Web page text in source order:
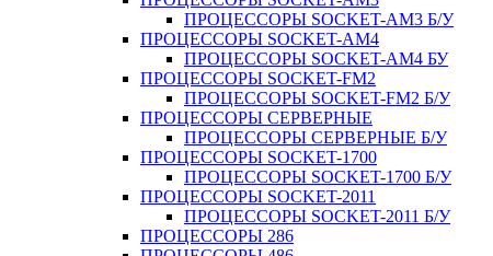
ПРОЦЕССОРЫ SOCKET-AM3 Б/У
ПРОЦЕССОРЫ SOCKET-AM4
ПРОЦЕССОРЫ SOCKET-AM4 БУ
ПРОЦЕССОРЫ SOCKET-FM2
ПРОЦЕССОРЫ SOCKET-FM2 Б/У
ПРОЦЕССОРЫ СЕРВЕРНЫЕ
ПРОЦЕССОРЫ СЕРВЕРНЫЕ Б/У
ПРОЦЕССОРЫ SOCKET-1700
ПРОЦЕССОРЫ SOCKET-1700 Б/У
ПРОЦЕССОРЫ SOCKET-2011
ПРОЦЕССОРЫ SOCKET-2011 Б/У
ПРОЦЕССОРЫ 286